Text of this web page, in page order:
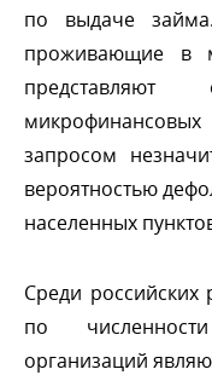
по выдаче
проживающие в
запросом
ероятностью
населенных
Среди
по
организаций